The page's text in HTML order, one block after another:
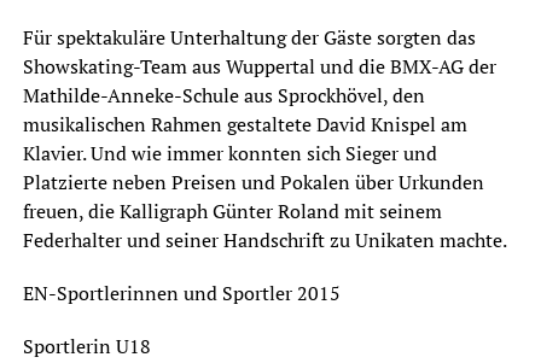
Für spektakuläre Unterhaltung der Gäste sorgten das
Showskating-Team aus Wuppertal und die BMX-AG der
Mathilde-Anneke-Schule aus Sprockhövel, den
musikalischen Rahmen gestaltete David Knispel am
Klavier. Und wie immer konnten sich Sieger und
Platzierte neben Preisen und Pokalen über Urkunden
freuen, die Kalligraph Günter Roland mit seinem
Federhalter und seiner Handschrift zu Unikaten machte.
EN-Sportlerinnen und Sportler 2015
Sportlerin U18